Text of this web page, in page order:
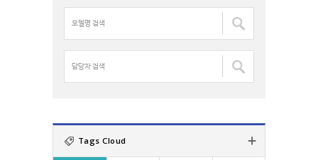
색
:
델
명
:자
:
Tags Cloud